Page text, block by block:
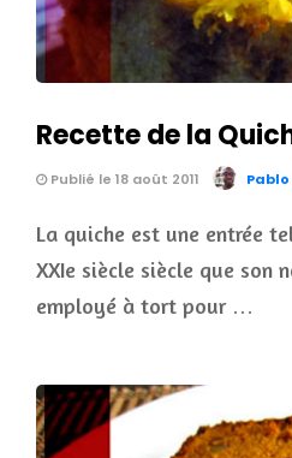
Recette de la
Publié le 18 août 2011
La quiche est une entrée
XXIe siècle siècle que son
employé à tort pour …